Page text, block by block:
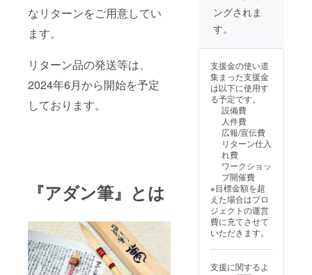
なリターンをご用意してい
ます。
リターン品の発送等は、
2024年6月から開始を予定
しております。
『アダン筆』とは
泊費は
ださい)
筆とは
筆の長
さ４５
セン
チ、穂
先１４
センチ
ングされま
す。
支援金の使い道
集まった支援金
は以下に使用す
る予定です。
設備費
人件費
広報/宣伝費
リターン仕入
れ費
ワークショッ
プ開催費
※目標金額を超
えた場合はプロ
ジェクトの運営
費に充てさせて
いただきます。
支援に関するよ